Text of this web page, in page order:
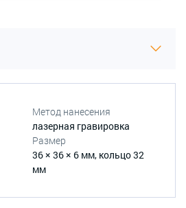
Метод нанесения
лазерная гравировка
Размер
36 × 36 × 6 мм, кольцо 32
мм